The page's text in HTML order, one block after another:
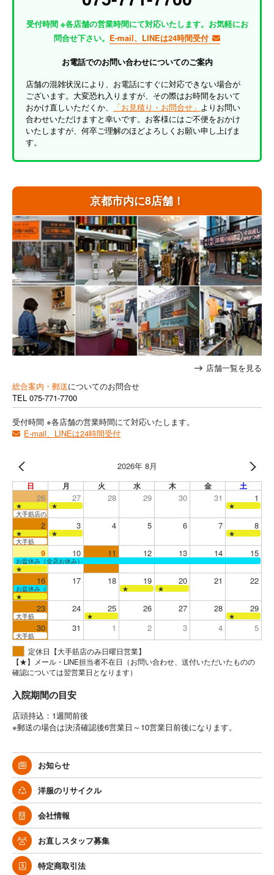
京都市内に8店舗！
店舗一覧を見る
総合案内・郵送についてのお問合せ
TEL 075-771-7700
受付時間 ※各店舗の営業時間にて対応いたします。
E-mail、LINEは24時間受付
2026年 8月
日 月 火 水 木 金 土
26 27 28 29 30 31 1
★ ★
★
大手筋店のみ営業
2 3 4 5 6 7 8
★ ★
★
大手筋
9 10 11 12 13 14 15
お盆休み（全店お休み）
★
16 17 18 19 20 21 22
お盆休み（全店お休み） ★
★
★
23 24 25 26 27 28 29
大手筋 ★ ★
30 31 1 2 3 4 5
大手筋
定休日【大手筋店のみ日曜日営業】
【★】メール・LINE担当者不在日（お問い合わせ、送付いただいたものの
確認については翌営業日となります）
入院期間の目安
店頭持込：1週間前後
※郵送の場合は決済確認後6営業日～10営業日前後になります。
お知らせ
洋服のリサイクル
会社情報
お直しスタッフ募集
特定商取引法
受付時間 ※各店舗の営業時間にて対応いたします。お気軽にお
問合せ下さい。 E-mail、LINEは24時間受付
お電話でのお問い合わせについてのご案内
店舗の混雑状況により、お電話にすぐに対応できない場合が
ございます。大変恐れ入りますが、その際はお時間をおいて
おかけ直しいただくか、
「お見積り・お問合せ」 よりお問い
合わせいただけますと幸いです。お客様にはご不便をおかけ
いたしますが、何卒ご理解のほどよろしくお願い申し上げま
す。